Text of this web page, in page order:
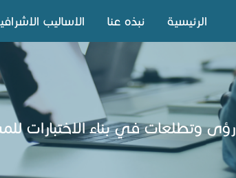
الرئيسية نبذه عنا الاساليب
رؤى وتطلعات في بناء الاختبارات